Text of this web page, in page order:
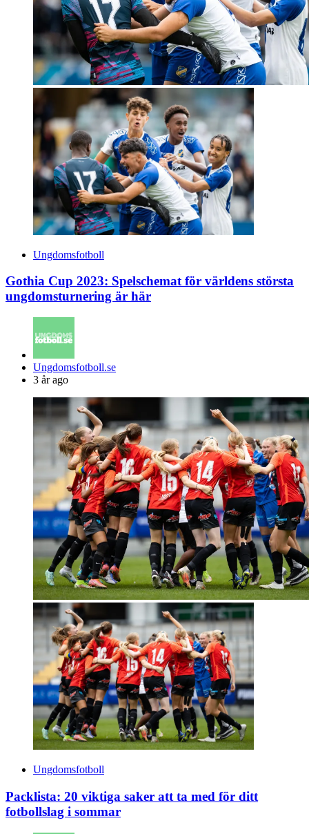
Ungdomsfotboll
Gothia Cup 2023: Spelschemat för världens största
ungdomsturnering är här
Posted
by
Ungdomsfotboll.se
3 år ago
Ungdomsfotboll
Packlista: 20 viktiga saker att ta med för ditt
fotbollslag i sommar